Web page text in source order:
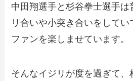
中田翔選手と杉谷拳士選手は
リ合いや小突き合いをして
ファンを楽しませています。
そんなイジリが度を過ぎて、